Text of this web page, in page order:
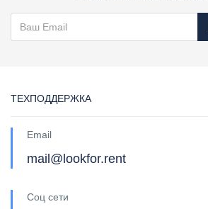
ТЕХПОДДЕРЖКА
Email
mail@lookfor.rent
Соц сети